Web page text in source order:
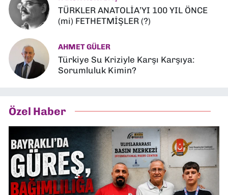
TÜRKLER ANATOLİA’YI 100 YIL ÖNCE
(mi) FETHETMİŞLER (?)
AHMET GÜLER
Türkiye Su Kriziyle Karşı Karşıya:
Sorumluluk Kimin?
Özel Haber